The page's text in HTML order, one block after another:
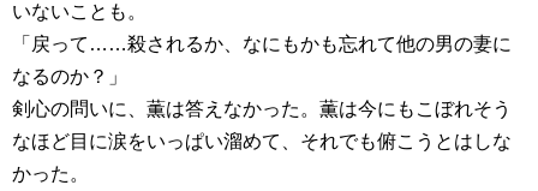
いないことも。
「戻って……殺されるか、なにもかも忘れて他の男の妻に
なるのか？」
剣心の問いに、薫は答えなかった。薫は今にもこぼれそう
なほど目に涙をいっぱい溜めて、それでも俯こうとはしな
かった。